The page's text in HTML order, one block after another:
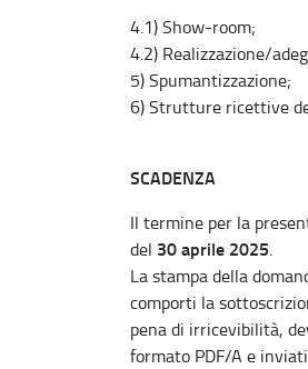
4.1) Show-room;
4.2) Realizzazione/
5) Spumantizzazione;
6) Strutture ricettive
SCADENZA
Il termine per la
del 30 aprile 2025.
La stampa della
comporti la
pena di irricevibilità,
formato PDF/A e